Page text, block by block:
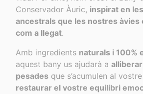
Conservador Àuric, inspirat en
ancestrals que les nostres àvies
com a llegat.
Amb ingredients naturals i 100%
aquest bany us ajudarà a
pesades que s’acumulen al
restaurar el vostre equilibri